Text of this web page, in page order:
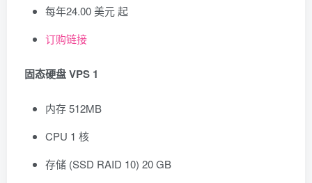
每年24.00 美元起
订购链接
固态硬盘 VPS 1
内存 512MB
CPU 1 核
存储 (SSD RAID 10) 20 GB